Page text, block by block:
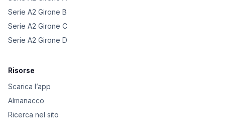
Serie A2 Girone B
Serie A2 Girone C
Serie A2 Girone D
Risorse
Scarica l’app
Almanacco
Ricerca nel sito